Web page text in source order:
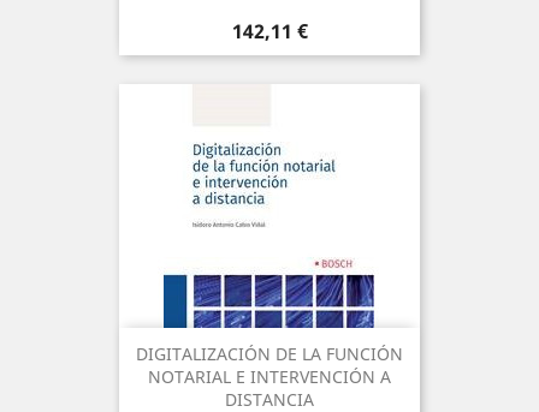
Precio
142,11 €
DIGITALIZACIÓN DE LA FUNCIÓN
NOTARIAL E INTERVENCIÓN A
DISTANCIA